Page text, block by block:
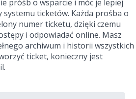
próśb o wsparcie i móc je lepiej
systemu ticketów. Każda prośba o
numer ticketu, dzięki czemu
i odpowiadać online. Masz
archiwum i historii wszystkich
ticket, konieczny jest